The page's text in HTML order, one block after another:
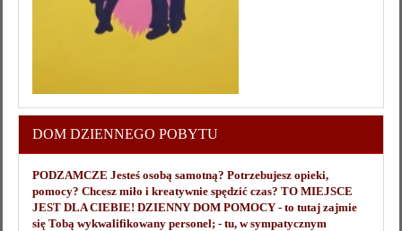
DOM DZIENNEGO POBYTU
PODZAMCZE Jesteś osobą samotną? Potrzebujesz opieki,
pomocy? Chcesz miło i kreatywnie spędzić czas? TO MIEJSCE
JEST DLA CIEBIE! DZIENNY DOM POMOCY - to tutaj zajmie
się Tobą wykwalifikowany personel; - tu, w sympatycznym